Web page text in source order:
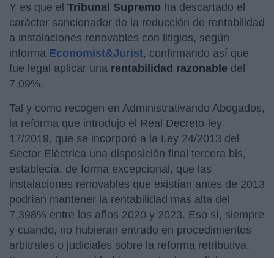
Y es que el Tribunal Supremo ha descartado el
carácter sancionador de la reducción de rentabilidad
a instalaciones renovables con litigios, según
informa Economist&Jurist, confirmando así que
fue legal aplicar una rentabilidad razonable del
7,09%.
Tal y como recogen en Administrativando Abogados,
la reforma que introdujo el Real Decreto-ley
17/2019, que se incorporó a la Ley 24/2013 del
Sector Eléctrica una disposición final tercera bis,
establecía, de forma excepcional, que las
instalaciones renovables que existían antes de 2013
podrían mantener la rentabilidad más alta del
7,398% entre los años 2020 y 2023. Eso sí, siempre
y cuando, no hubieran entrado en procedimientos
arbitrales o judiciales sobre la reforma retributiva.